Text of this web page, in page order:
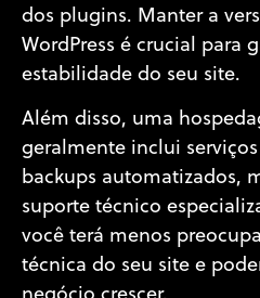
dos plugins. Manter a
WordPress é crucial para
estabilidade do seu site.
Além disso, uma
geralmente inclui
backups automatizados,
suporte técnico
você terá menos
técnica do seu site e